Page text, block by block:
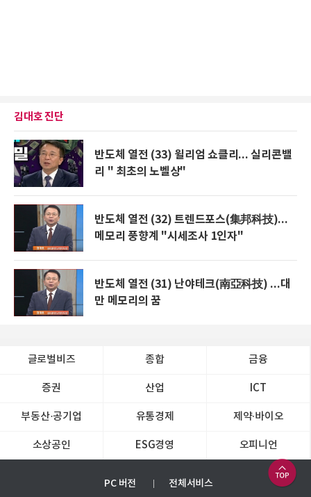
김대호 진단
반도체 열전 (33) 윌리엄 쇼클리... 실리콘밸
리 " 최초의 노벨상"
반도체 열전 (32) 트렌드포스(集邦科技)...
메모리 풍향계 "시세조사 1인자"
반도체 열전 (31) 난야테크(南亞科技) ...대
만 메모리의 꿈
글로벌비즈 종합 금융
증권 산업 ICT
부동산·공기업 유통경제 제약∙바이오
소상공인 ESG경영 오피니언
PC 버전 전체서비스